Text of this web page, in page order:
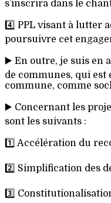
s’inscrira dans le
4️⃣ PPL visant à lutter
poursuivre cet
▶️ En outre, je suis en
de communes, qui est
commune, comme
▶️ Concernant les
sont les suivants :
1️⃣ Accélération du
2️⃣ Simplification des
3️⃣